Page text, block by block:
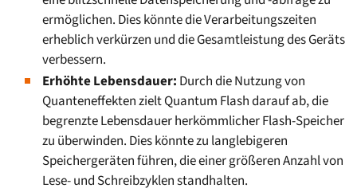
ermöglichen. Dies könnte die Verarbeitungszeiten
erheblich verkürzen und die Gesamtleistung des Geräts
verbessern.
Erhöhte Lebensdauer: Durch die Nutzung von
Quanteneffekten zielt Quantum Flash darauf ab, die
begrenzte Lebensdauer herkömmlicher Flash-Speicher
zu überwinden. Dies könnte zu langlebigeren
Speichergeräten führen, die einer größeren Anzahl von
Lese- und Schreibzyklen standhalten.